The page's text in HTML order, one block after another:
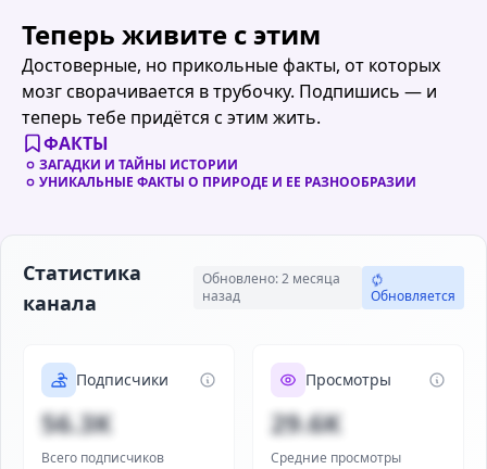
Теперь живите с этим
Достоверные, но прикольные факты, от которых
мозг сворачивается в трубочку. Подпишись — и
теперь тебе придётся с этим жить.
ФАКТЫ
ЗАГАДКИ И ТАЙНЫ ИСТОРИИ
УНИКАЛЬНЫЕ ФАКТЫ О ПРИРОДЕ И ЕЕ РАЗНООБРАЗИИ
Статистика
канала
Обновлено: 2 месяца
назад
Обновляется
Подписчики
56.3K
Всего подписчиков
Просмотры
29.6K
Средние просмотры